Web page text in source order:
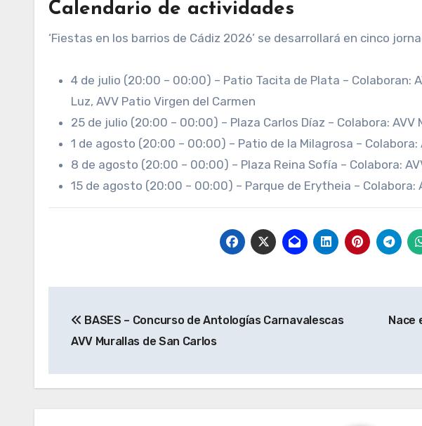
Calendario de actividades
‘Fiestas en los barrios de Cádiz 2026’ se desarrollará en cinco
4 de julio (20:00 – 00:00) – Patio Tacita de Plata – Colaboran:
Luz, AVV Patio Virgen del Carmen
25 de julio (20:00 – 00:00) – Plaza Carlos Díaz – Colabora: AVV
1 de agosto (20:00 – 00:00) – Patio de la Milagrosa – Colabora:
8 de agosto (20:00 – 00:00) – Plaza Reina Sofía – Colabora:
15 de agosto (20:00 – 00:00) – Parque de Erytheia – Colabora:
de
BASES – Concurso de Antologías Carnavalescas
AVV Murallas de San Carlos
Nace